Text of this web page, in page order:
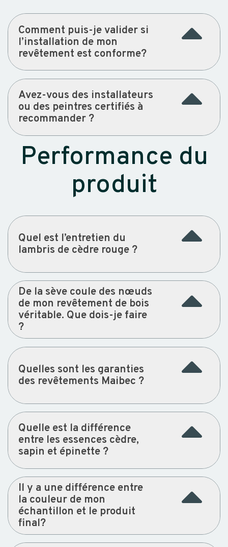
Comment puis-je valider si
l’installation de mon
revêtement est conforme?
Avez-vous des installateurs
ou des peintres certifiés à
recommander ?
Performance du
produit
Quelle est la différence
entre les essences cèdre,
sapin et épinette ?
Quel est l’entretien du
lambris de cèdre rouge ?
Il y a une différence entre
la couleur de mon
échantillon et le produit
final?
De la sève coule des nœuds
de mon revêtement de bois
véritable. Que dois-je faire
?
Quelles sont les garanties
des revêtements Maibec ?